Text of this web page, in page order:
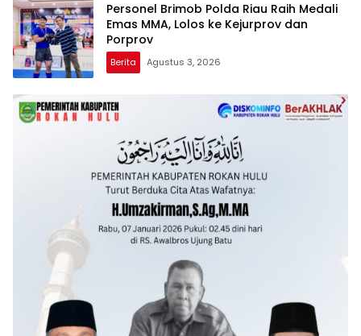
Personel Brimob Polda Riau Raih Medali
Emas MMA, Lolos ke Kejurprov dan
Porprov
Berita Agustus 3, 2026